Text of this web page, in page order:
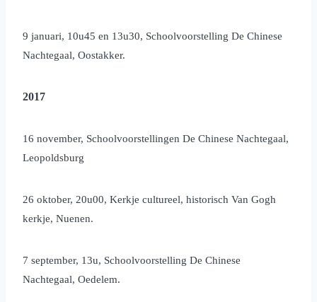
9 januari, 10u45 en 13u30, Schoolvoorstelling De Chinese
Nachtegaal, Oostakker.
2017
16 november, Schoolvoorstellingen De Chinese Nachtegaal,
Leopoldsburg
26 oktober, 20u00, Kerkje cultureel, historisch Van Gogh
kerkje, Nuenen.
7 september, 13u, Schoolvoorstelling De Chinese
Nachtegaal, Oedelem.